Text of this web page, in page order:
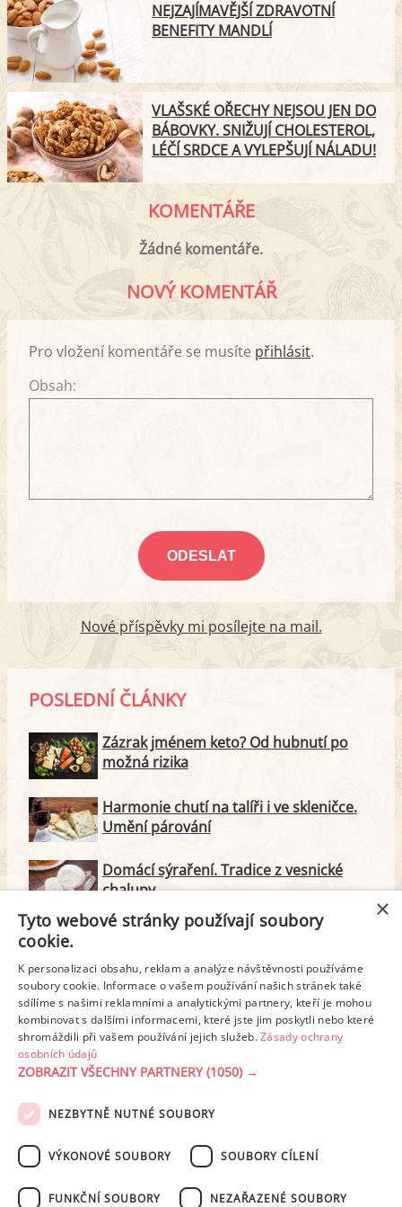
NEJZAJÍMAVĚJŠÍ ZDRAVOTNÍ
BENEFITY MANDLÍ
VLAŠSKÉ OŘECHY NEJSOU JEN DO
BÁBOVKY. SNIŽUJÍ CHOLESTEROL,
LÉČÍ SRDCE A VYLEPŠUJÍ NÁLADU!
KOMENTÁŘE
Žádné komentáře.
NOVÝ KOMENTÁŘ
Pro vložení komentáře se musíte přihlásit.
Obsah:
Nové příspěvky mi posílejte na mail.
POSLEDNÍ ČLÁNKY
Zázrak jménem keto? Od hubnutí po
možná rizika
Harmonie chutí na talíři i ve skleničce.
Umění párování
Domácí sýraření. Tradice z vesnické
chalupy
Majonéza jako královna teplé kuchyně
Proteinové svačinky za zlomek ceny.
Vyrobte si je doma
PODMÍNKY UŽITÍ ZÁSADY OCHRANY OSOBNÍCH ÚDAJŮ
NASTAVENÍ COOKIES
×
Tyto webové stránky používají soubory
cookie.
K personalizaci obsahu, reklam a analýze návštěvnosti používáme
soubory cookie. Informace o vašem používání našich stránek také
sdílíme s našimi reklamními a analytickými partnery, kteří je mohou
kombinovat s dalšími informacemi, které jste jim poskytli nebo které
shromáždili při vašem používání jejich služeb.Zásady ochrany
osobních údajů
ZOBRAZIT VŠECHNY PARTNERY(1050) →
NEZBYTNĚ NUTNÉ SOUBORY
VÝKONOVÉ SOUBORY SOUBORY CÍLENÍ
FUNKČNÍ SOUBORY NEZAŘAZENÉ SOUBORY